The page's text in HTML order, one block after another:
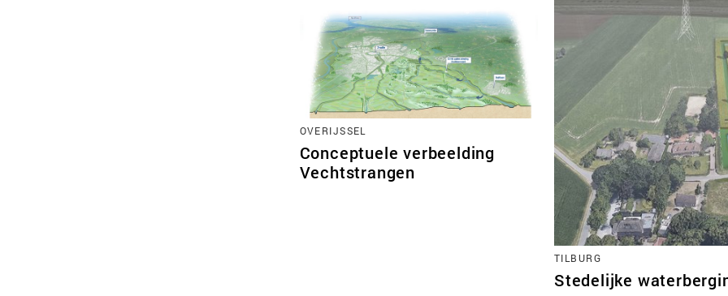
OVERIJSSEL
Conceptuele verbeelding
Vechtstrangen
TILBURG
Stedelijke